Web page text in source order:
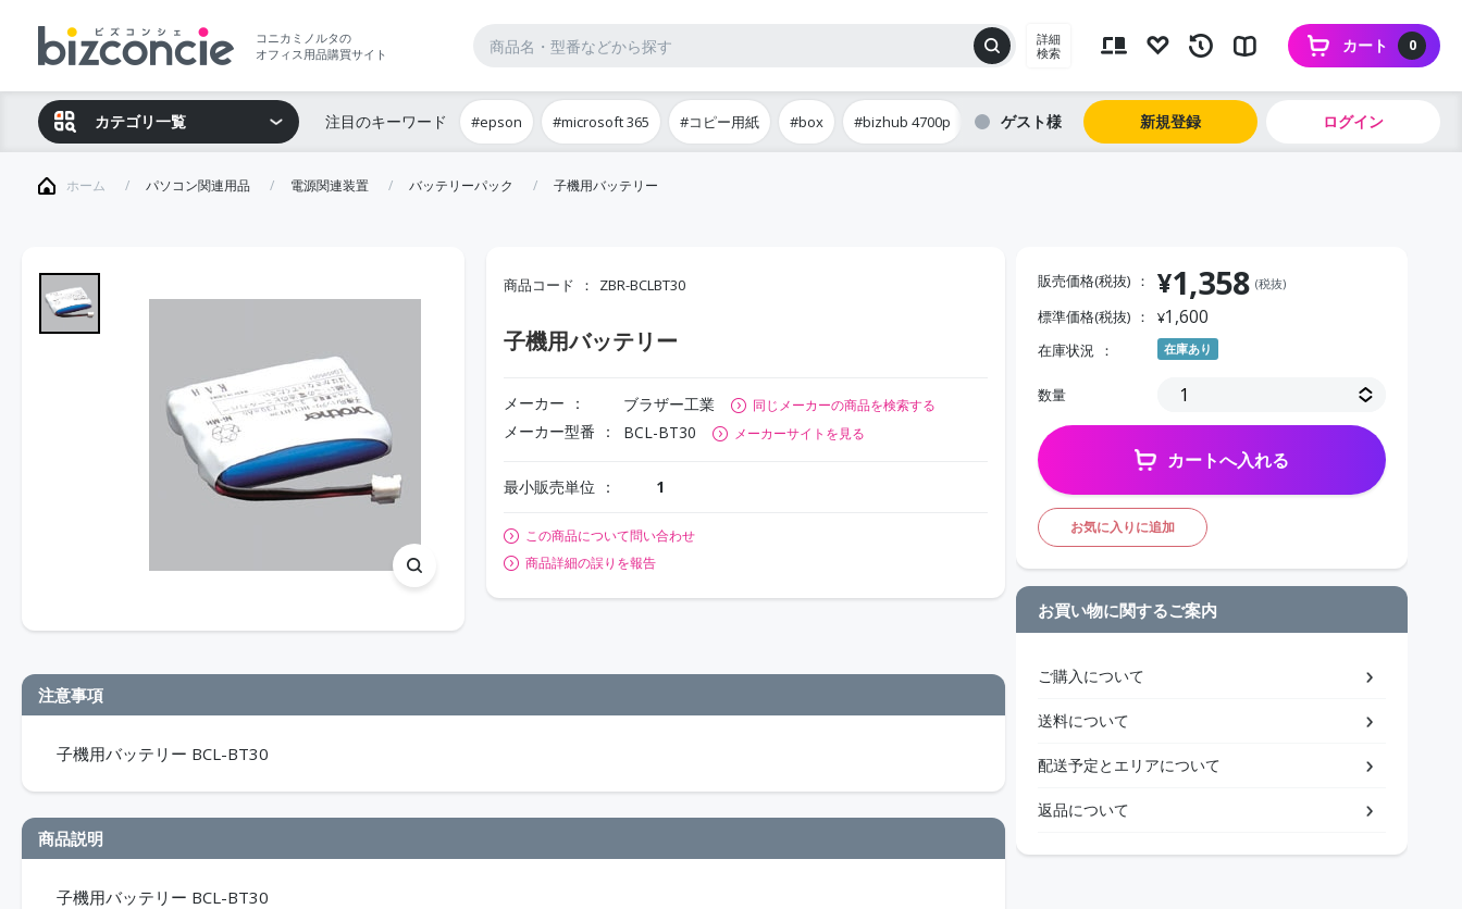
コニカミノルタの
オフィス用品購買サイト
詳細
検索
0
カート
カテゴリ一覧 注目のキーワード #epson #microsoft 365 #コピー用紙 #box #bizhub 4700p ゲスト 新規登録 ログイン
ホーム パソコン関連用品 電源関連装置 バッテリーパック 子機用バッテリー
商品コード ZBR-BCLBT30
子機用バッテリー
メーカー ブラザー工業 同じメーカーの商品を検索する
メーカー型番 BCL-BT30 メーカーサイトを見る
最小販売単位 1
この商品について問い合わせ
商品詳細の誤りを報告
注意事項
子機用バッテリー BCL-BT30
商品説明
子機用バッテリー BCL-BT30
販売価格(税抜) ¥1,358 (税抜)
標準価格(税抜) ¥1,600
在庫状況 在庫あり
数量
カートへ入れる
お気に入りに追加
お買い物に関するご案内
ご購入について
送料について
配送予定とエリアについて
返品について